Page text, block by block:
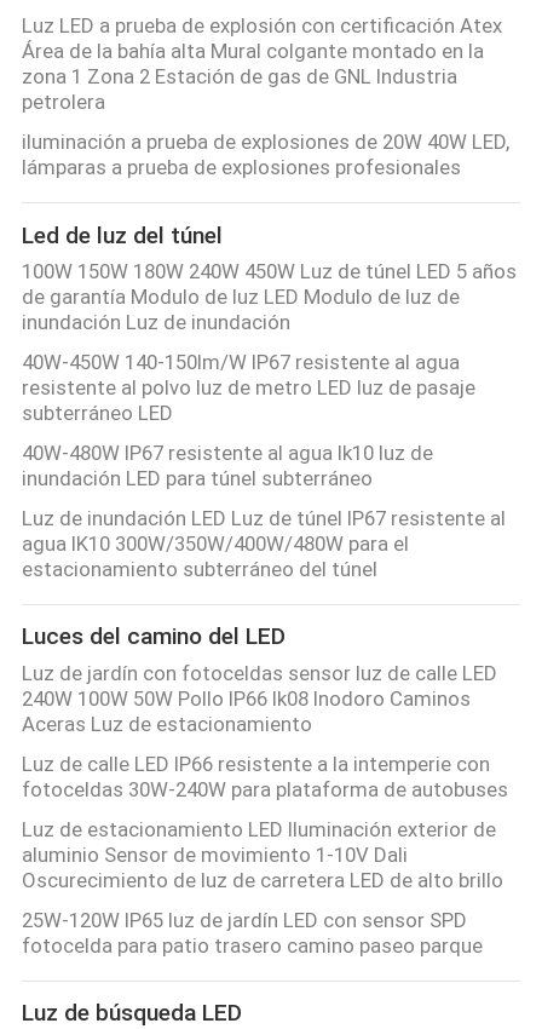
Luz LED a prueba de explosión con certificación Atex
Área de la bahía alta Mural colgante montado en la
zona 1 Zona 2 Estación de gas de GNL Industria
petrolera
iluminación a prueba de explosiones de 20W 40W LED,
lámparas a prueba de explosiones profesionales
Led de luz del túnel
100W 150W 180W 240W 450W Luz de túnel LED 5 años
de garantía Modulo de luz LED Modulo de luz de
inundación Luz de inundación
40W-450W 140-150lm/W IP67 resistente al agua
resistente al polvo luz de metro LED luz de pasaje
subterráneo LED
40W-480W IP67 resistente al agua Ik10 luz de
inundación LED para túnel subterráneo
Luz de inundación LED Luz de túnel IP67 resistente al
agua IK10 300W/350W/400W/480W para el
estacionamiento subterráneo del túnel
Luces del camino del LED
Luz de jardín con fotoceldas sensor luz de calle LED
240W 100W 50W Pollo IP66 Ik08 Inodoro Caminos
Aceras Luz de estacionamiento
Luz de calle LED IP66 resistente a la intemperie con
fotoceldas 30W-240W para plataforma de autobuses
Luz de estacionamiento LED Iluminación exterior de
aluminio Sensor de movimiento 1-10V Dali
Oscurecimiento de luz de carretera LED de alto brillo
25W-120W IP65 luz de jardín LED con sensor SPD
fotocelda para patio trasero camino paseo parque
Luz de búsqueda LED